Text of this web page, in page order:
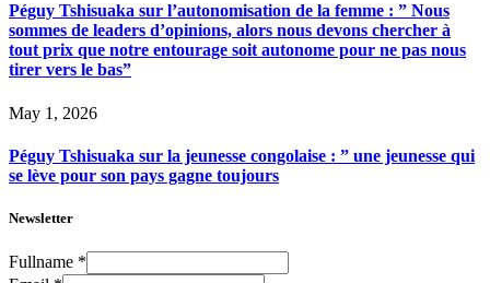
Péguy Tshisuaka sur l’autonomisation de la femme : ” Nous
sommes de leaders d’opinions, alors nous devons chercher à
tout prix que notre entourage soit autonome pour ne pas nous
tirer vers le bas”
May 1, 2026
Péguy Tshisuaka sur la jeunesse congolaise : ” une jeunesse qui
se lève pour son pays gagne toujours
Newsletter
Fullname *